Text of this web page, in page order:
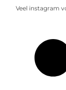
Veel instagram